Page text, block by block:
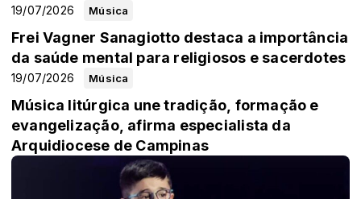
Música
19/07/2026
Frei Vagner Sanagiotto destaca a importância
da saúde mental para religiosos e sacerdotes
Música
19/07/2026
Música litúrgica une tradição, formação e
evangelização, afirma especialista da
Arquidiocese de Campinas